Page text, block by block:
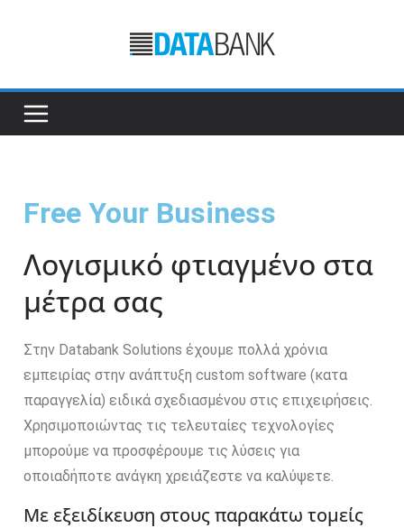
Free Your Business
Λογισμικό φτιαγμένο στα
μέτρα σας
Στην Databank Solutions έχουμε πολλά χρόνια
εμπειρίας στην ανάπτυξη custom software (κατα
παραγγελία) ειδικά σχεδιασμένου στις επιχειρήσεις.
Χρησιμοποιώντας τις τελευταίες τεχνολογίες
μπορούμε να προσφέρουμε τις λύσεις για
οποιαδήποτε ανάγκη χρειάζεστε να καλύψετε.
Με εξειδίκευση στους παρακάτω τομείς